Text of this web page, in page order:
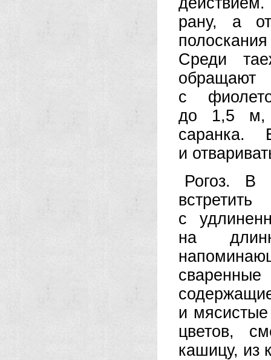
рану, а
Среди
с
до 1,5 м,
саранка.
и
Рогоз. В
с
на
и
цветов,
кашицу, из